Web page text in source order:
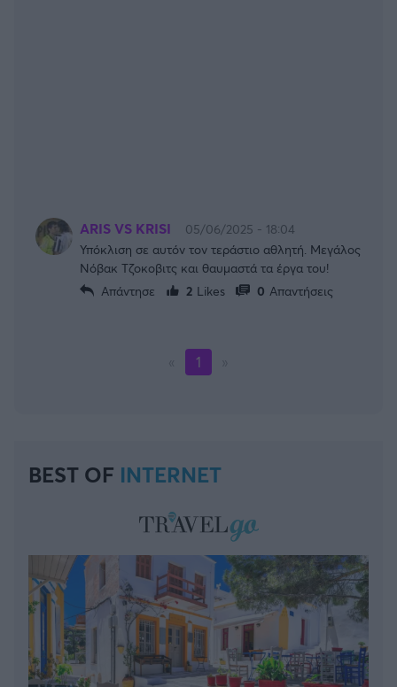
ARIS VS KRISI
05/06/2025 - 18:04
Υπόκλιση σε αυτόν τον τεράστιο αθλητή. Μεγάλος
Νόβακ Τζοκοβιτς και θαυμαστά τα έργα του!
Απάντησε
2 Likes 0 Απαντήσεις
1
BEST OF INTERNET